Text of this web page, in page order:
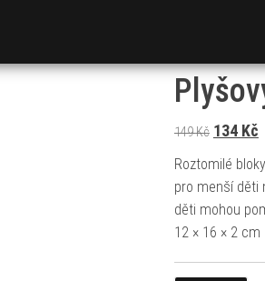
149Kč Původní
134 Kč
Roztomilé
pro menší děti
děti mohou
12 × 16 × 2 cm